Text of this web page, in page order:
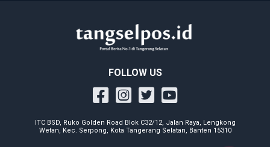
FOLLOW US
ITC BSD, Ruko Golden Road Blok C32/12, Jalan Raya, Lengkong
Wetan, Kec. Serpong, Kota Tangerang Selatan, Banten 15310